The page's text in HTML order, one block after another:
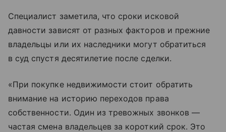
Специалист заметила, что сроки исковой
давности зависят от разных факторов и прежние
владельцы или их наследники могут обратиться
в суд спустя десятилетие после сделки.
«При покупке недвижимости стоит обратить
внимание на историю переходов права
собственности. Один из тревожных звонков —
частая смена владельцев за короткий срок. Это